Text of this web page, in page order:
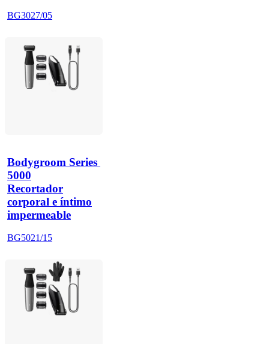
BG3027/05
Bodygroom Series
5000
Recortador
corporal e íntimo
impermeable
BG5021/15